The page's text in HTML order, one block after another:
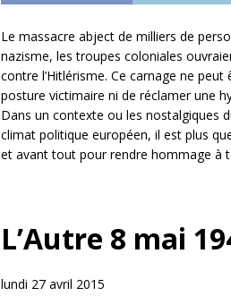
Le massacre abject de milliers de
nazisme, les troupes coloniales
contre l’Hitlérisme. Ce carnage ne
posture victimaire ni de réclamer une
Dans un contexte ou les nostalgiques
climat politique européen, il est plus
et avant tout pour rendre hommage à
L’Autre 8 mai
lundi 27 avril 2015